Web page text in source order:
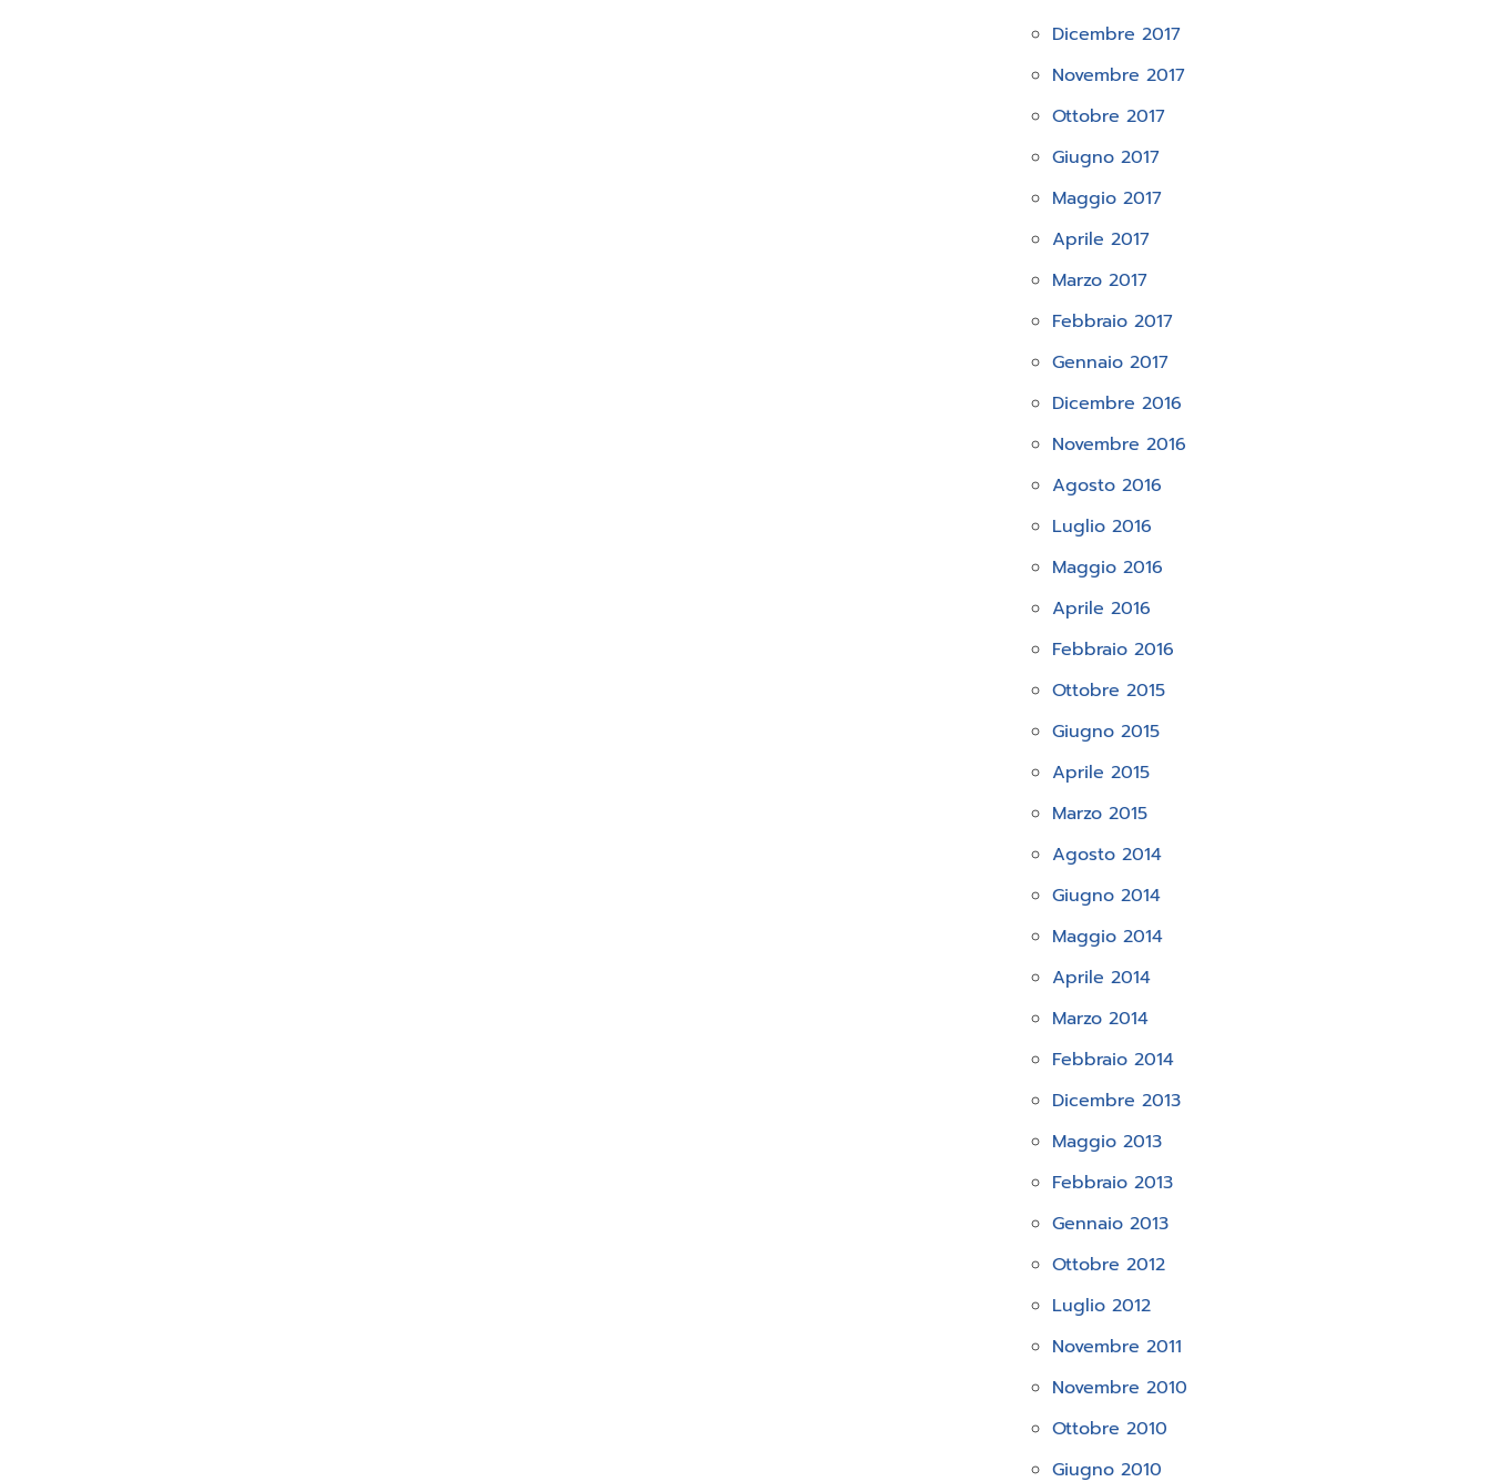
Dicembre 2017
Novembre 2017
Ottobre 2017
Giugno 2017
Maggio 2017
Aprile 2017
Marzo 2017
Febbraio 2017
Gennaio 2017
Dicembre 2016
Novembre 2016
Agosto 2016
Luglio 2016
Maggio 2016
Aprile 2016
Febbraio 2016
Ottobre 2015
Giugno 2015
Aprile 2015
Marzo 2015
Agosto 2014
Giugno 2014
Maggio 2014
Aprile 2014
Marzo 2014
Febbraio 2014
Dicembre 2013
Maggio 2013
Febbraio 2013
Gennaio 2013
Ottobre 2012
Luglio 2012
Novembre 2011
Novembre 2010
Ottobre 2010
Giugno 2010